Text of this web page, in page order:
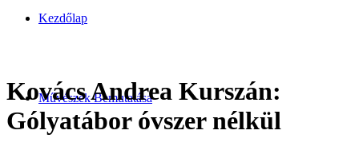
Kezdőlap
Művészek Bemutatása
Kovács Andrea Kurszán:
Gólyatábor óvszer nélkül